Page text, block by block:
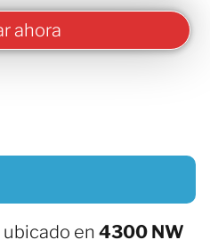
ahora
en 4300 NW